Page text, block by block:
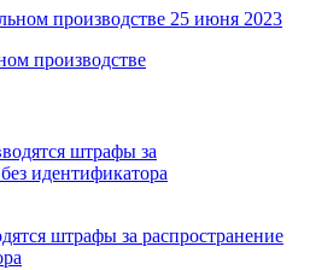
25 июня 2023
производстве
штрафы за распространение